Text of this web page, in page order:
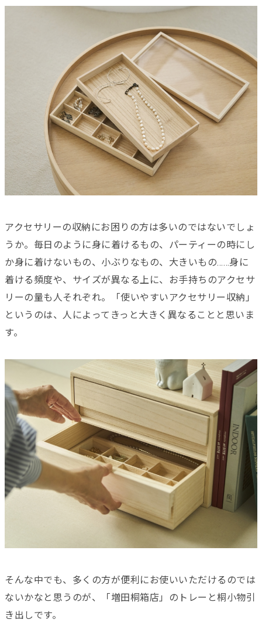
アクセサリーの収納にお困りの方は多いのではないでしょ
うか。毎日のように身に着けるもの、パーティーの時にし
か身に着けないもの、小ぶりなもの、大きいもの……身に
着ける頻度や、サイズが異なる上に、お手持ちのアクセサ
リーの量も人それぞれ。「使いやすいアクセサリー収納」
というのは、人によってきっと大きく異なることと思いま
す。
そんな中でも、多くの方が便利にお使いいただけるのでは
ないかなと思うのが、「増田桐箱店」のトレーと桐小物引
き出しです。